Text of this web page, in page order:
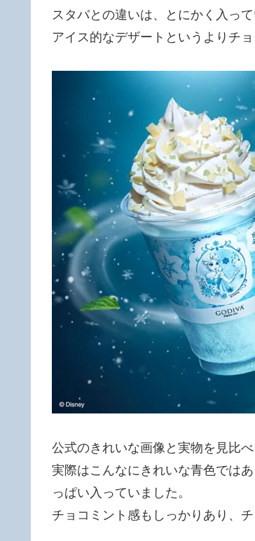
スタバとの違いは、とにかく入っ
アイス的なデザートというよりチ
公式のきれいな画像と実物を見比
実際はこんなにきれいな青色では
っぱい入っていました。
チョコミント感もしっかりあり、